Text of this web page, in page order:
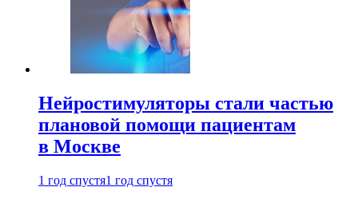
Нейростимуляторы стали частью
плановой помощи пациентам
в Москве
1 год спустя1 год спустя